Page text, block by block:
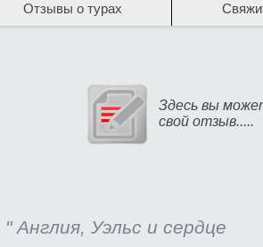
Отзывы о турах
Здесь вы
свой отзыв.....
" Англия, Уэльс и сердце